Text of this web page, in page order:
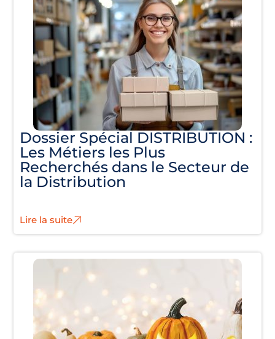
Dossier Spécial DISTRIBUTION :
Les Métiers les Plus
Recherchés dans le Secteur de
la Distribution
Lire la suite